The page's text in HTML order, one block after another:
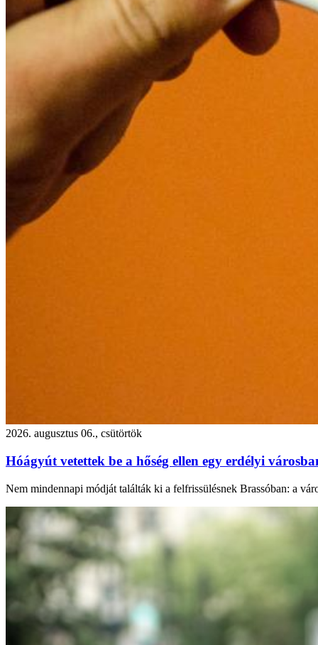
2026. augusztus 06., csütörtök
Hóágyút vetettek be a hőség ellen egy erdélyi
Nem mindennapi módját találták ki a felfrissülésnek Brassóban: a